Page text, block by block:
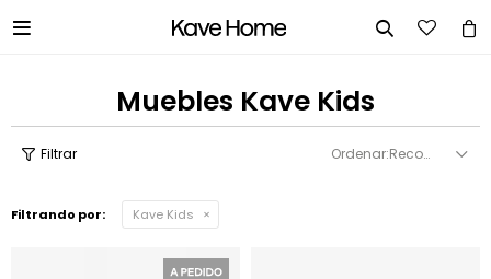
 
Muebles Kave Kids
Recomendados
Filtrando por: Kave Kids